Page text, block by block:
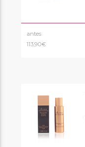
antes
113,90€